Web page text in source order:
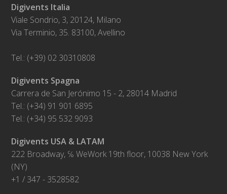
Digivents Italia
Viale Sondrio, 3, 20124, Milano
Via Terminio, 35. 83100, Avellino
Tel.: (+39) 02 30310808
Digivents Spagna
Carrera de San Jerónimo 15 - 2, 28014 Madrid
Tel.: (+34) 91 901 6895
Tel.: (+34) 95 532 9093
Digivents USA & LATAM
222 Broadway, ℅ WeWork 19th floor, 10038 New York
(NY)
+1 / 347 - 3528582